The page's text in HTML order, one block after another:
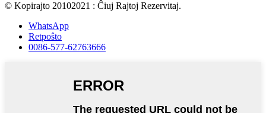
© Kopirajto 20102021 : Ĉiuj Rajtoj Rezervitaj.
WhatsApp
Retpoŝto
0086-577-62763666